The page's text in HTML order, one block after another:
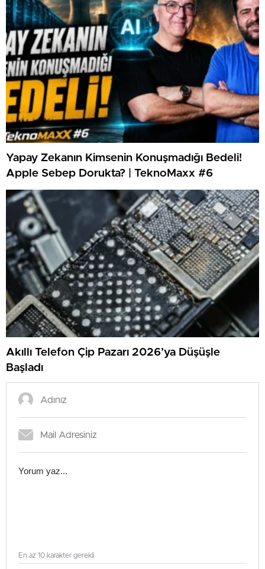
Yapay Zekanın Kimsenin Konuşmadığı Bedeli!
Apple Sebep Dorukta? | TeknoMaxx #6
Akıllı Telefon Çip Pazarı 2026’ya Düşüşle
Başladı
En az 10 karakter gerekli